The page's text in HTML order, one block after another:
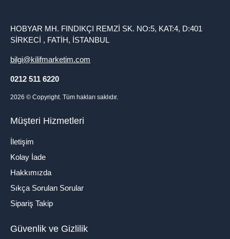
HOBYAR MH. FINDIKÇI REMZİ SK. NO:5, KAT:4, D:401
SİRKECİ , FATİH, İSTANBUL
bilgi@kilifmarketim.com
0212 511 6220
2026 © Copyright. Tüm hakları saklıdır.
Müşteri Hizmetleri
İletişim
Kolay İade
Hakkımızda
Sıkça Sorulan Sorular
Sipariş Takip
Güvenlik ve Gizlilik